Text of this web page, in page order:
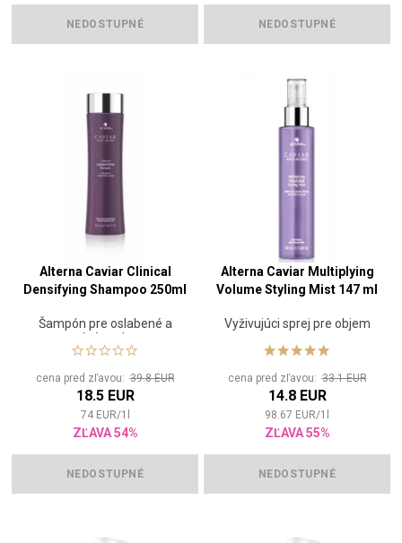
NEDOSTUPNÉ NEDOSTUPNÉ
Alterna Caviar Clinical
Densifying Shampoo 250ml
Šampón pre oslabené a
rednúce vlasy
cena pred zľavou:39.8 EUR
18.5 EUR
74 EUR/1
ZĽAVA 54%
NEDOSTUPNÉ
Alterna Caviar Multiplying
Volume Styling Mist 147 ml
Vyživujúci sprej pre objem
cena pred zľavou:33.1 EUR
14.8 EUR
98.67 EUR/1
ZĽAVA 55%
NEDOSTUPNÉ